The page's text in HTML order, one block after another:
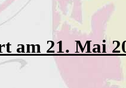
am 21. Mai